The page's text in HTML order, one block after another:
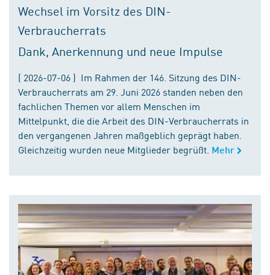
Wechsel im Vorsitz des DIN-
Verbraucherrats
Dank, Anerkennung und neue Impulse
( 2026-07-06 ) Im Rahmen der 146. Sitzung des DIN-
Verbraucherrats am 29. Juni 2026 standen neben den
fachlichen Themen vor allem Menschen im
Mittelpunkt, die die Arbeit des DIN-Verbraucherrats in
den vergangenen Jahren maßgeblich geprägt haben.
Gleichzeitig wurden neue Mitglieder begrüßt. Mehr